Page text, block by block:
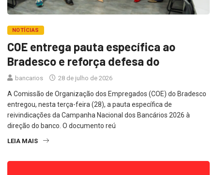
NOTÍCIAS
COE entrega pauta específica ao
Bradesco e reforça defesa do
bancarios 28 de julho de 2026
A Comissão de Organização dos Empregados (COE) do Bradesco
entregou, nesta terça-feira (28), a pauta específica de
reivindicações da Campanha Nacional dos Bancários 2026 à
direção do banco. O documento reú
LEIA MAIS